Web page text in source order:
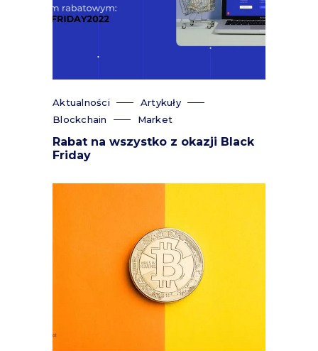
Aktualności
Artykuły
Blockchain
Market
Rabat na wszystko z okazji Black
Friday